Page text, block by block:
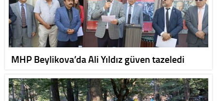
MHP Beylikova’da Ali Yıldız güven tazeledi